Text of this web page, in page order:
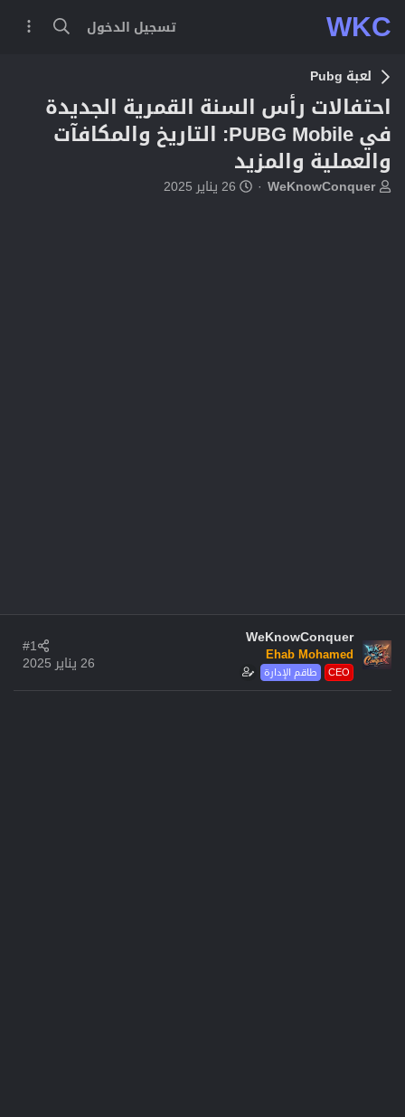
WKC تسجيل الدخول
لعبة Pubg
احتفالات رأس السنة القمرية الجديدة
في PUBG Mobile: التاريخ والمكافآت
والعملية والمزيد
بWeKnowConquer
ت26 يناير 2025
WeKnowConquer
Ehab Mohamed
طاقم الإدارة CEO
26 يناير 2025
#1